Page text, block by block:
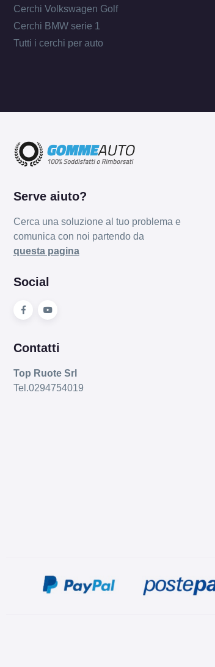
Cerchi Volkswagen Golf
Cerchi BMW serie 1
Tutti i cerchi per auto
Serve aiuto?
Cerca una soluzione al tuo problema e
comunica con noi partendo da
questa pagina
Social
Contatti
Top Ruote Srl
Tel.0294754019